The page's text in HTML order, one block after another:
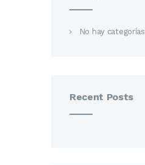
No hay categorías
Recent Posts